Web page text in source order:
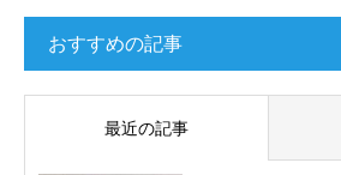
おすすめの記事
最近の記事